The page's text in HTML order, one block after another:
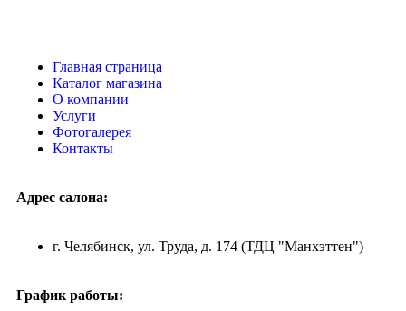
Главная страница
Каталог магазина
О компании
Услуги
Фотогалерея
Контакты
Адрес салона:
г. Челябинск, ул. Труда, д. 174 (ТДЦ "Манхэттен")
График работы: